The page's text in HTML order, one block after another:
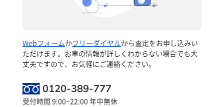
Webフォームかフリーダイヤルから査定をお申し込みい
ただけます。お車の情報が詳しくわからない場合でも大
丈夫ですので、お気軽にご連絡ください。
0120-389-777
受付時間 9:00~22:00 年中無休